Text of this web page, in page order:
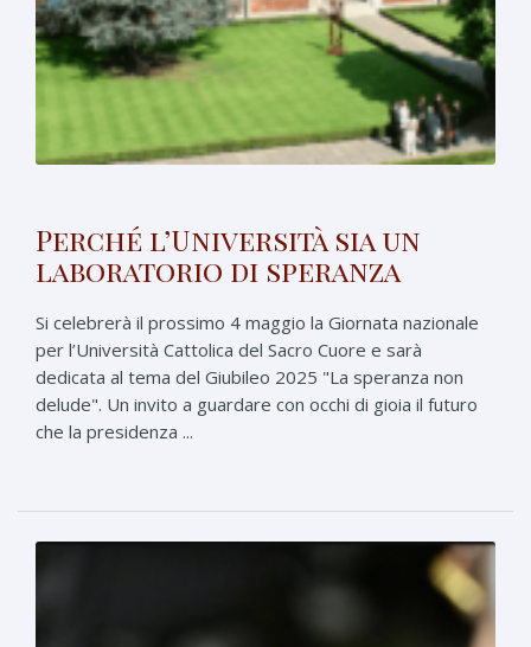
Perché l’Università sia un
laboratorio di speranza
Si celebrerà il prossimo 4 maggio la Giornata nazionale
per l’Università Cattolica del Sacro Cuore e sarà
dedicata al tema del Giubileo 2025 "La speranza non
delude". Un invito a guardare con occhi di gioia il futuro
che la presidenza ...